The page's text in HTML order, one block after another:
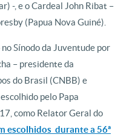
-, e o Cardeal John Ribat –
(Papua Nova Guiné).
Sínodo da Juventude por
– presidente da
do Brasil (CNBB) e
pelo Papa
como Relator Geral do
escolhidos durante a 56ª